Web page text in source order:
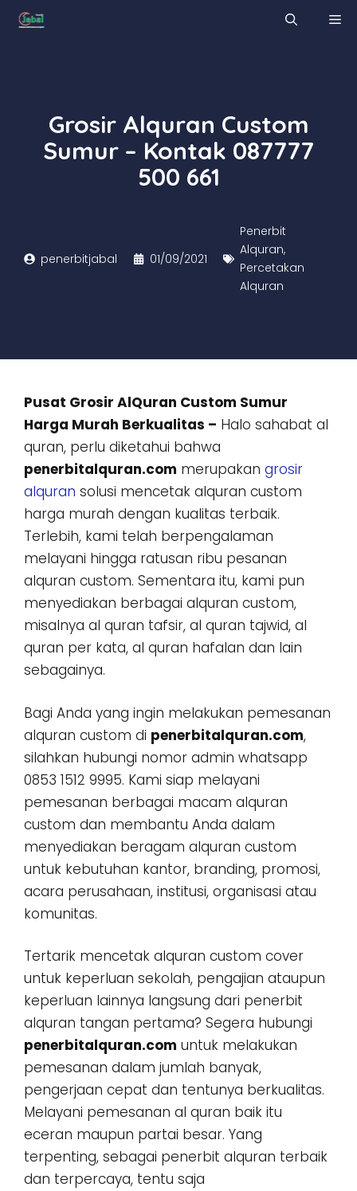
Skip
Grosir Alquran Custom
Sumur – Kontak 087777
500 661
penerbitjabal 01/09/2021
Penerbit
Alquran,
Percetakan
Alquran
Pusat Grosir AlQuran Custom Sumur
Harga Murah Berkualitas – Halo sahabat al
quran, perlu diketahui bahwa
penerbitalquran.com merupakan grosir
alquran solusi mencetak alquran custom
harga murah dengan kualitas terbaik.
Terlebih, kami telah berpengalaman
melayani hingga ratusan ribu pesanan
alquran custom. Sementara itu, kami pun
menyediakan berbagai alquran custom,
misalnya al quran tafsir, al quran tajwid, al
quran per kata, al quran hafalan dan lain
sebagainya.
Bagi Anda yang ingin melakukan pemesanan
alquran custom di penerbitalquran.com,
silahkan hubungi nomor admin whatsapp
0853 1512 9995. Kami siap melayani
pemesanan berbagai macam alquran
custom dan membantu Anda dalam
menyediakan beragam alquran custom
untuk kebutuhan kantor, branding, promosi,
acara perusahaan, institusi, organisasi atau
komunitas.
Tertarik mencetak alquran custom cover
untuk keperluan sekolah, pengajian ataupun
keperluan lainnya langsung dari penerbit
alquran tangan pertama? Segera hubungi
penerbitalquran.com untuk melakukan
pemesanan dalam jumlah banyak,
pengerjaan cepat dan tentunya berkualitas.
Melayani pemesanan al quran baik itu
eceran maupun partai besar. Yang
terpenting, sebagai penerbit alquran terbaik
dan terpercaya, tentu saja